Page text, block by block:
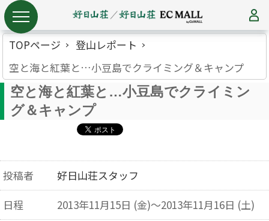
TOPページ
登山レポート
空と海と紅葉と…小豆島でクライミング＆キャンプ
空と海と紅葉と…小豆島でクライミン
グ＆キャンプ
投稿者
好日山荘スタッフ
日程
2013年11月15日 (金)～2013年11月16日 (土)